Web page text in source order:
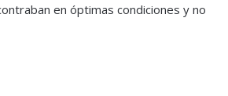
en óptimas condiciones y no